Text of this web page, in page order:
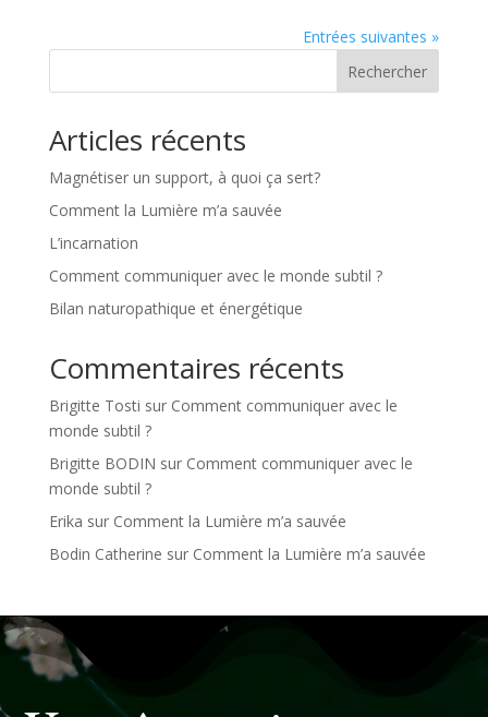
Entrées suivantes »
Rechercher
Articles récents
Magnétiser un support, à quoi ça sert?
Comment la Lumière m’a sauvée
L’incarnation
Comment communiquer avec le monde subtil ?
Bilan naturopathique et énergétique
Commentaires récents
Brigitte Tosti sur Comment communiquer avec le
monde subtil ?
Brigitte BODIN sur Comment communiquer avec le
monde subtil ?
Erika sur Comment la Lumière m’a sauvée
Bodin Catherine sur Comment la Lumière m’a sauvée